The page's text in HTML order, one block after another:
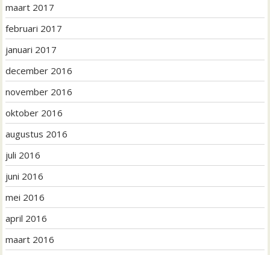
maart 2017
februari 2017
januari 2017
december 2016
november 2016
oktober 2016
augustus 2016
juli 2016
juni 2016
mei 2016
april 2016
maart 2016